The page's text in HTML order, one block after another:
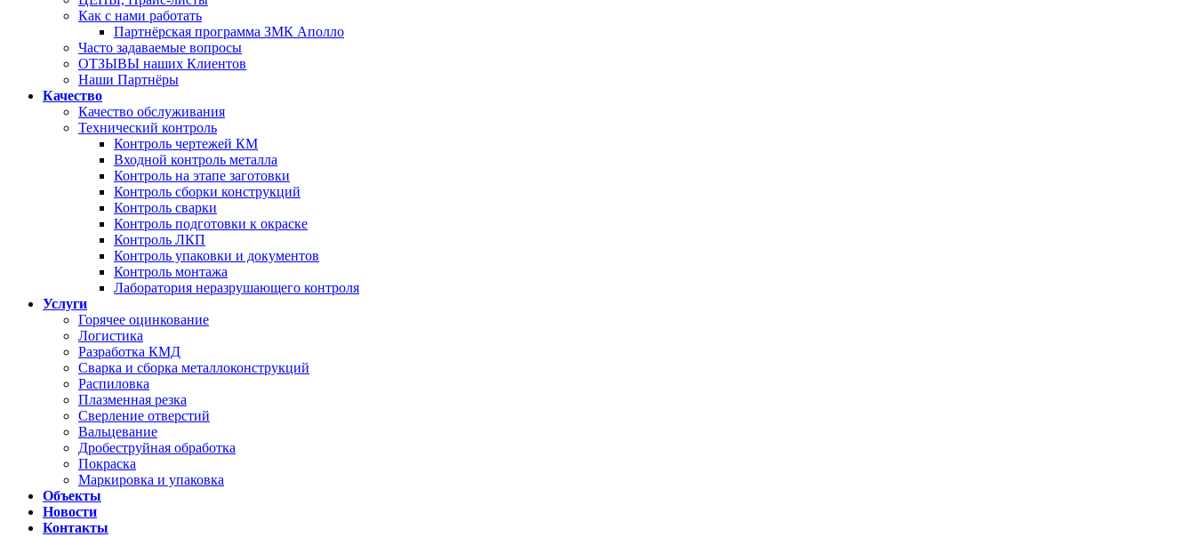
Как с нами работать
Партнёрская программа ЗМК Аполло
Часто задаваемые вопросы
ОТЗЫВЫ наших Клиентов
Наши Партнёры
Качество
Качество обслуживания
Технический контроль
Контроль чертежей КМ
Входной контроль металла
Контроль на этапе заготовки
Контроль сборки конструкций
Контроль сварки
Контроль подготовки к окраске
Контроль ЛКП
Контроль упаковки и документов
Контроль монтажа
Лаборатория неразрушающего контроля
Услуги
Горячее оцинкование
Логистика
Разработка КМД
Сварка и сборка металлоконструкций
Распиловка
Плазменная резка
Сверление отверстий
Вальцевание
Дробеструйная обработка
Покраска
Маркировка и упаковка
Объекты
Новости
Контакты